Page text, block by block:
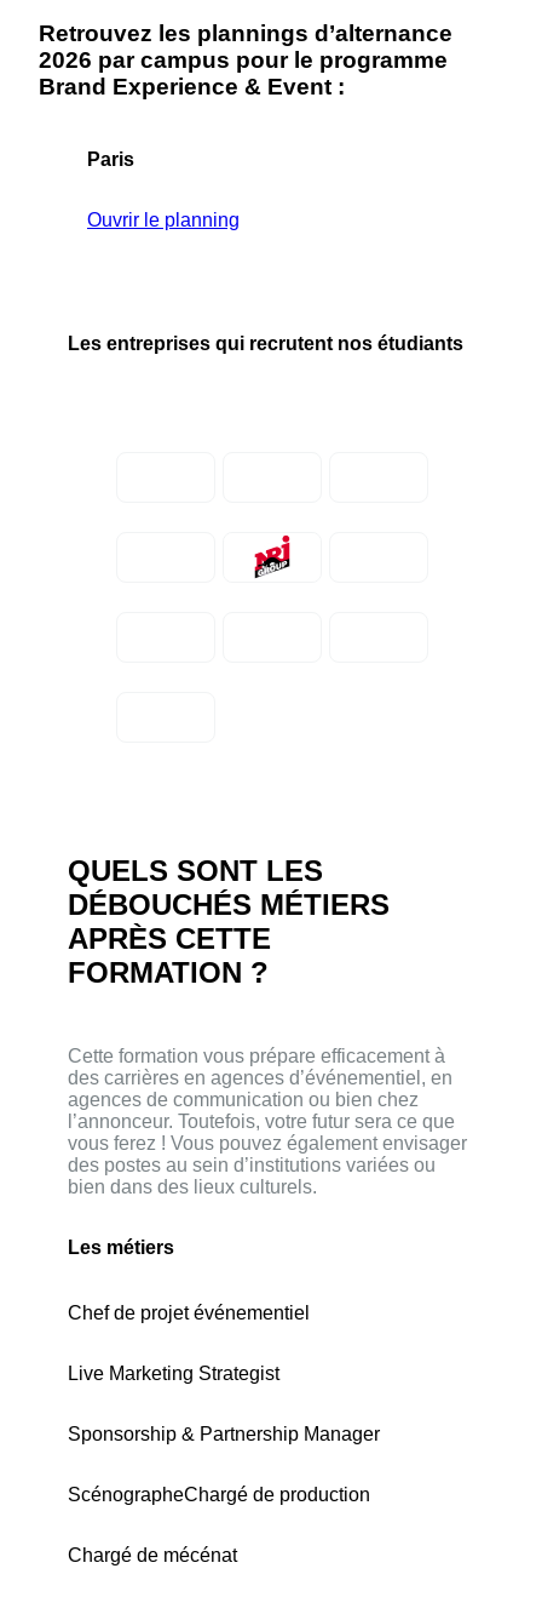
Retrouvez les plannings d’alternance
2026 par campus pour le programme
Brand Experience & Event :
Paris
Ouvrir le planning
Les entreprises qui recrutent nos étudiants
QUELS SONT LES
DÉBOUCHÉS MÉTIERS
APRÈS CETTE
FORMATION ?
Cette formation vous prépare efficacement à
des carrières en agences d’événementiel, en
agences de communication ou bien chez
l’annonceur. Toutefois, votre futur sera ce que
vous ferez ! Vous pouvez également envisager
des postes au sein d’institutions variées ou
bien dans des lieux culturels.
Les métiers
Chef de projet événementiel
Live Marketing Strategist
Sponsorship & Partnership Manager
ScénographeChargé de production
Chargé de mécénat